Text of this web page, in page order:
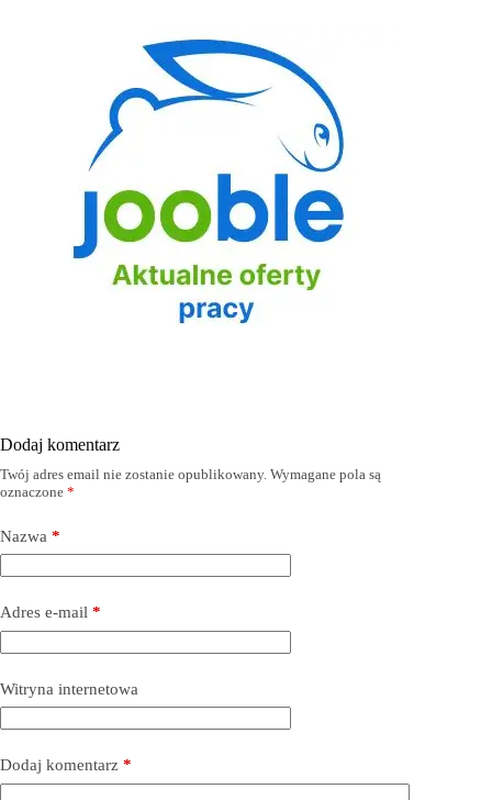
Dodaj komentarz
Twój adres email nie zostanie opublikowany. Wymagane pola są
oznaczone *
Nazwa *
Adres e-mail *
Witryna internetowa
Dodaj komentarz *